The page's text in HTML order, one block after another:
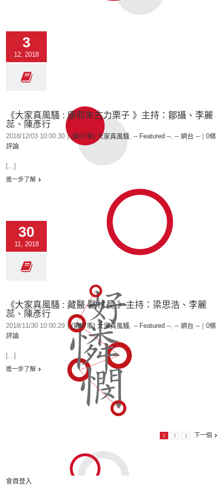
3
12, 2018
《大家真風騷 : 康熙朱古力栗子 》主持：鄒攝、李麗
蕊、陳彥行
2018/12/03 10:00:30 | (第07季) 大家真風騷, -- Featured --, -- 網台 --
0條
評論
[...]
進一步了解
30
11, 2018
《大家真風騷 : 藏醫 醫村長 》主持：梁思浩、李麗
蕊、陳彥行
2018/11/30 10:00:29 | (第07季) 大家真風騷, -- Featured --, -- 網台 --
0條
評論
[...]
進一步了解
1 2 3 下一個
會員登入